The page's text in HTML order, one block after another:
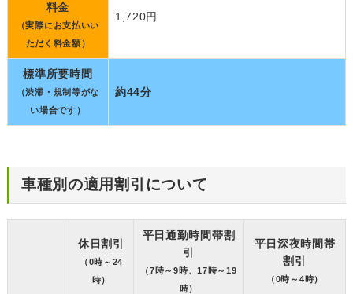
料金
（実際にお支払いい
ただく料金額）
1,720円
標準所要時間
（渋滞・規制等がな
い場合です）
約44分
車種別の適用割引について
休日割引
（0時～24
時）
平日通勤時間帯割
引
（7時～9時、17時～19
時）
平日深夜時間帯
割引
（0時～4時）